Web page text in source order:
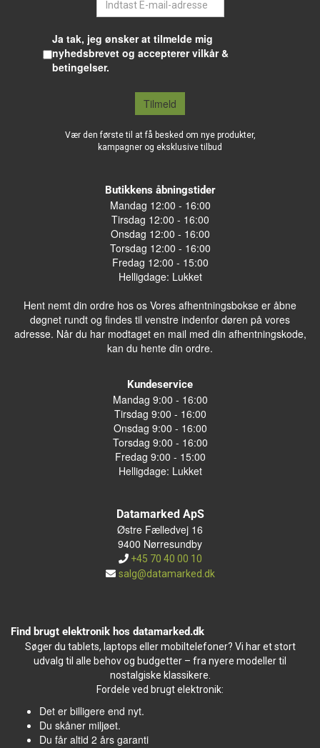
Ja tak, jeg ønsker at tilmelde mig
nyhedsbrevet og accepterer vilkår &
betingelser.
Tilmeld
Vær den første til at få besked om nye produkter,
kampagner og eksklusive tilbud
Butikkens åbningstider
Mandag 12:00 - 16:00
Tirsdag 12:00 - 16:00
Onsdag 12:00 - 16:00
Torsdag 12:00 - 16:00
Fredag 12:00 - 15:00
Helligdage: Lukket
Hent nemt din ordre hos os Vores afhentningsbokse er åbne
døgnet rundt og findes til venstre indenfor døren på vores
adresse. Når du har modtaget en mail med din afhentningskode,
kan du hente din ordre.
Kundeservice
Mandag 9:00 - 16:00
Tirsdag 9:00 - 16:00
Onsdag 9:00 - 16:00
Torsdag 9:00 - 16:00
Fredag 9:00 - 15:00
Helligdage: Lukket
Datamarked ApS
Østre Fælledvej 16
9400 Nørresundby
+45 70 40 00 10
salg@datamarked.dk
Find brugt elektronik hos datamarked.dk
Søger du tablets, laptops eller mobiltelefoner? Vi har et stort
udvalg til alle behov og budgetter – fra nyere modeller til
nostalgiske klassikere.
Fordele ved brugt elektronik:
Det er billigere end nyt.
Du skåner miljøet.
Du får altid 2 års garanti